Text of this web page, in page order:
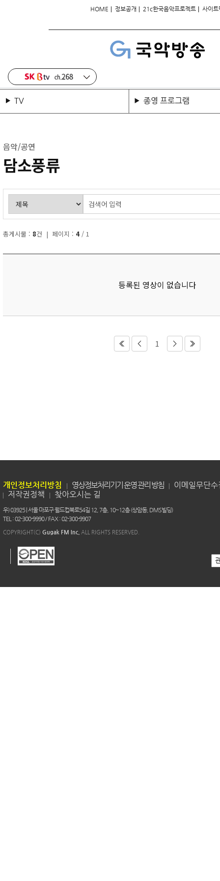
HOME | 정보공개 | 21c한국음악프로젝트 | 사이트
TV 종영 프로그램
음악/공연
담소풍류
총게시물 : 8건 | 페이지 : 4/ 1
등록된 영상이 없습니다
1
개인정보처리방침 영상정보처리기기 운영 관리 방침
이메일무단
저작권정책
찾아오시는 길
우) 03925 | 서울 마포구 월드컵북로54길 12, 7층, 10~12층 (상암동, DMS빌딩)
TEL : 02-300-9990 / FAX : 02-300-9907
COPYRIGHT(C) Gugak FM Inc. ALL RIGHTS RESERVED.